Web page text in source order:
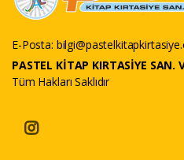
E-Posta:
PASTEL KİTAP KIRTASİYE SAN.
Tüm Hakları Saklıdır